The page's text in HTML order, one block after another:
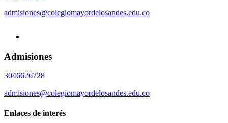
admisiones@colegiomayordelosandes.edu.co
Admisiones
3046626728
admisiones@colegiomayordelosandes.edu.co
Enlaces de interés